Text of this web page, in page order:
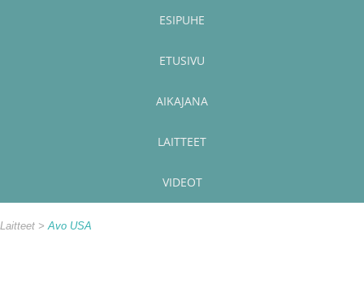
ESIPUHE
ETUSIVU
AIKAJANA
LAITTEET
VIDEOT
Laitteet Avo USA